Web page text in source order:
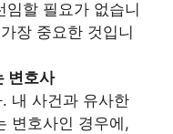
임할 필요가 없습니
장 중요한 것입니
변호사
내 사건과 유사한
변호사인 경우에,